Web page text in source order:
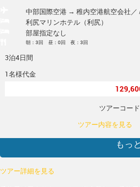
中部国際空港 → 稚内空港航空会社／
利尻マリンホテル（利尻）
部屋指定なし
朝：3回 昼：0回 夜：3回
3泊4日間
1名様代金
ツアーコー
ツアー内容を見る
もっ
ツアー詳細を見る